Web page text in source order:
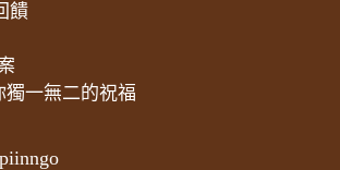
饋
獨一無二的祝福